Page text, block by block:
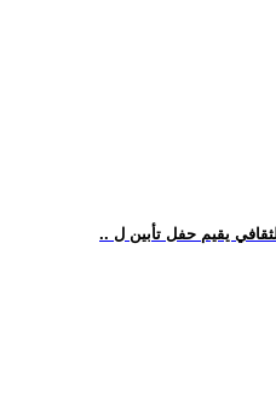
يقيم حفل تأبين ل